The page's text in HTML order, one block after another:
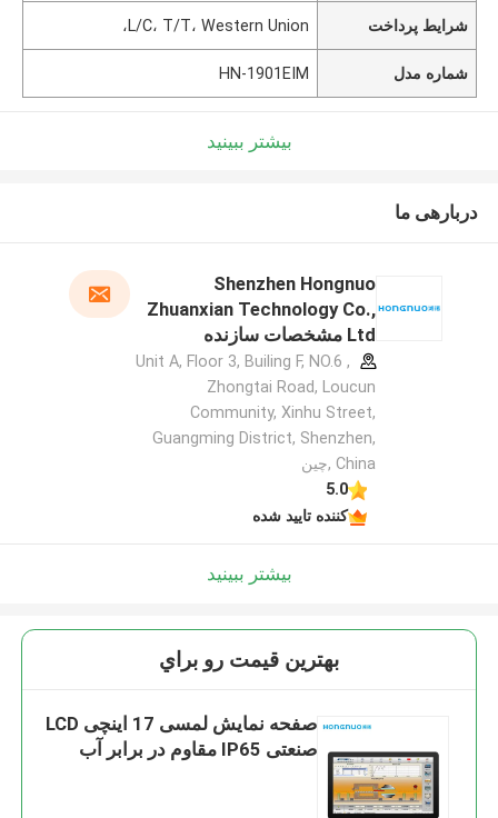
شرایط پرداخت L/C، T/T، Western Union،
شماره مدل HN-1901EIM
بیشتر ببینید
دربارهی ما
Shenzhen Hongnuo
Zhuanxian Technology Co.,
Ltd مشخصات سازنده
Unit A, Floor 3, Builing F, NO.6 ,
Zhongtai Road, Loucun
Community, Xinhu Street,
Guangming District, Shenzhen,
China ,چین
5.0
کننده تایید شده
بیشتر ببینید
بهترين قيمت رو براي
صفحه نمایش لمسی 17 اینچی LCD
صنعتی IP65 مقاوم در برابر آب